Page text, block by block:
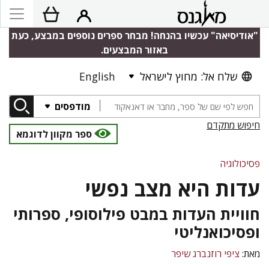
"אודיסיאה" עכשיו בהנחה! מבחר ספרים נוספים במבצע, כעת
באזור המבצעים.
שלח אל: מחוץ לישראל English
מודפסים
חיפוש מתקדם
ספר מקוון לדוגמא
פסיכולוגיה
עדות היא מצב נפשי
חוויית העדות במבט פילוסופי, ספרותי
ופסיכואנליטי
מאת: ציפי רוזנברג שיפר